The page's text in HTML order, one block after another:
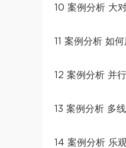
10 案例分析 大
11 案例分析 如
12 案例分析 并
13 案例分析 多
14 案例分析 乐